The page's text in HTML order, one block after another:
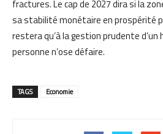
fractures. Le cap de 2027 dira si la
sa stabilité monétaire en prospérité
restera qu’à la gestion prudente d’un
personne n’ose défaire.
TAGS Economie